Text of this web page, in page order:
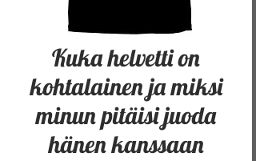
Kuka helvetti on
kohtalainen ja miksi
minun pitäisi juoda
hänen kanssaan